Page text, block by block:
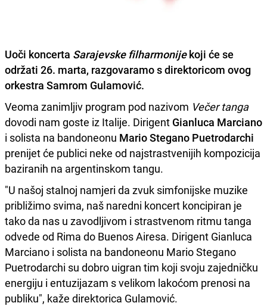
Uoči koncerta Sarajevske filharmonijekoji će se
održati 26. marta, razgovaramo s direktoricom ovog
orkestra Samrom Gulamović.
Veoma zanimljiv program pod nazivom Večer tanga
dovodi nam goste iz Italije. Dirigent Gianluca Marciano
i solista na bandoneonu Mario Stegano Puetrodarchi
prenijet će publici neke od najstrastvenijih kompozicija
baziranih na argentinskom tangu.
"U našoj stalnoj namjeri da zvuk simfonijske muzike
približimo svima, naš naredni koncert koncipiran je
tako da nas u zavodljivom i strastvenom ritmu tanga
odvede od Rima do Buenos Airesa. Dirigent Gianluca
Marciano i solista na bandoneonu Mario Stegano
Puetrodarchi su dobro uigran tim koji svoju zajedničku
energiju i entuzijazam s velikom lakoćom prenosi na
publiku", kaže direktorica Gulamović.